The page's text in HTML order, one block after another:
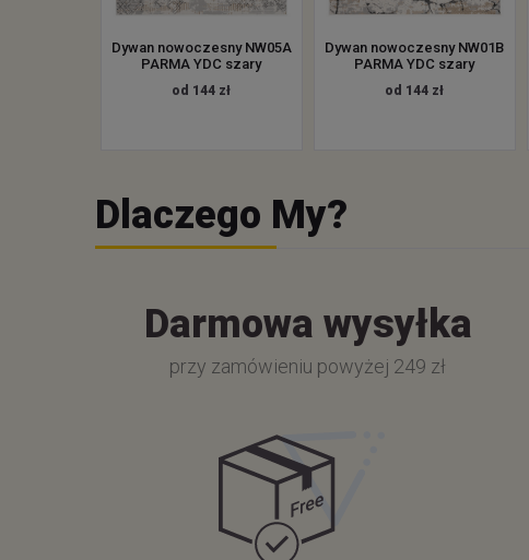
Dywan nowoczesny NW05A
PARMA YDC szary
od 144 zł
Dywan nowoczesny NW01B
PARMA YDC szary
od 144 zł
Dlaczego My?
Darmowa wysyłka
przy zamówieniu powyżej 249 zł